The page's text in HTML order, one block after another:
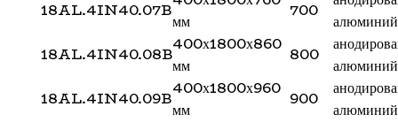
18AL.4IN40.07B
мм
700
алюминий
18AL.4IN40.08B400х1800х860
мм
800
алюминий
18AL.4IN40.09B400х1800х960
мм
900
алюминий